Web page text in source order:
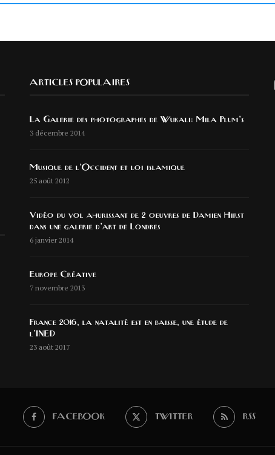
ARTICLES POPULAIRES
La Galerie des photographes de Wukali: Mila Plum’s
3 décembre 2014
Musique de l’Occident et loi islamique
25 août 2012
Vidéo du vol ahurissant de 2 oeuvres de Damien Hirst
dans une galerie d’art de Londres
6 janvier 2014
Europe Créative
7 novembre 2013
France 2016, la natalité est en baisse, une étude de
l’INED
23 août 2017
FACEBOOK TWITTER RSS